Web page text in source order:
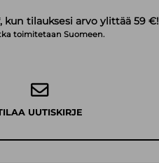
tilauksesi arvo ylittää 59 €!
toimitetaan Suomeen.
UUTISKIRJE